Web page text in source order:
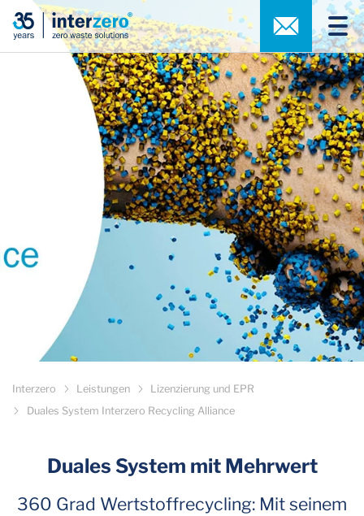
Interzero Leistungen
Lizenzierung und EPR
Duales System Interzero Recycling Alliance
Duales System mit Mehrwert
360 Grad Wertstoffrecycling: Mit seinem